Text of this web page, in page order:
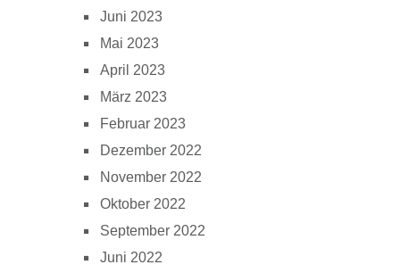
Juni 2023
Mai 2023
April 2023
März 2023
Februar 2023
Dezember 2022
November 2022
Oktober 2022
September 2022
Juni 2022